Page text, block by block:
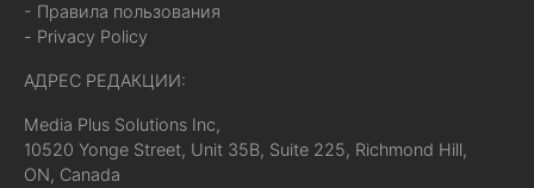
- Правила пользования
- Privacy Policy
АДРЕС РЕДАКЦИИ:
Media Plus Solutions Inc,
10520 Yonge Street, Unit 35B, Suite 225, Richmond Hill,
ON, Canada